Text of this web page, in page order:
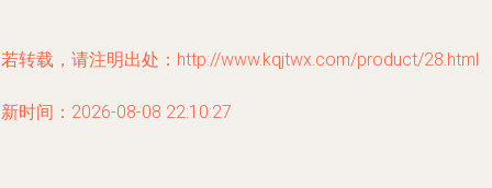
转载，请注明出处：http://www.kqjtwx.com/product/28.html
时间：2026-08-08 22:10:27